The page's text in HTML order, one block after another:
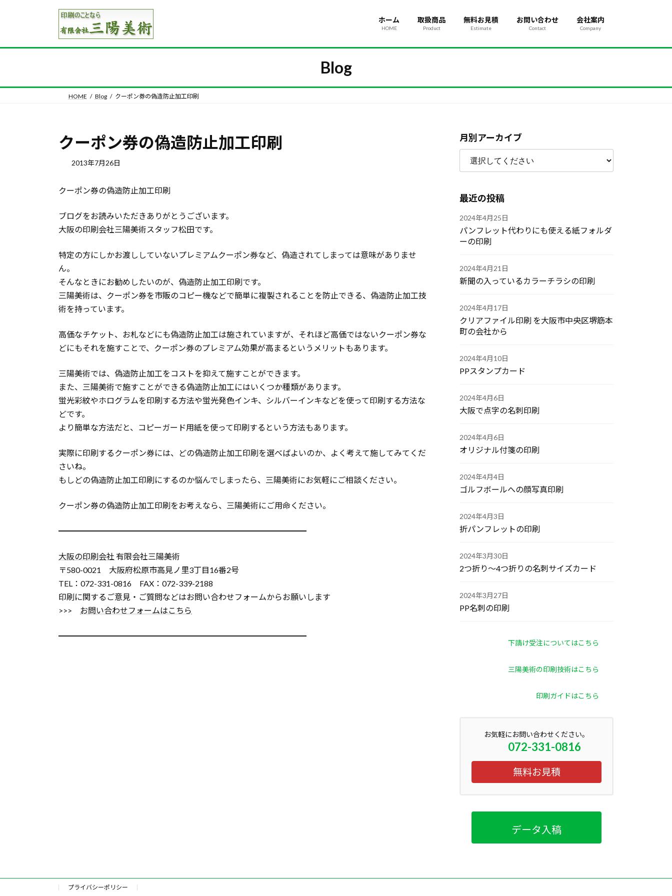
キ
に
ホーム
HOME
取扱商品
Product
無料お見積
Estimate
お問い合わせ
Contact
会社案内
Company
Blog
HOME Blog クーポン券の偽造防止加工印刷
クーポン券の偽造防止加工印刷
2013年7月26日
クーポン券の偽造防止加工印刷
ブログをお読みいただきありがとうございます。
大阪の印刷会社三陽美術スタッフ松田です。
特定の方にしかお渡ししていないプレミアムクーポン券など、偽造されてしまっては意味がありませ
ん。
そんなときにお勧めしたいのが、偽造防止加工印刷です。
三陽美術は、クーポン券を市販のコピー機などで簡単に複製されることを防止できる、偽造防止加工技
術を持っています。
高価なチケット、お札などにも偽造防止加工は施されていますが、それほど高価ではないクーポン券な
どにもそれを施すことで、クーポン券のプレミアム効果が高まるというメリットもあります。
三陽美術では、偽造防止加工をコストを抑えて施すことができます。
また、三陽美術で施すことができる偽造防止加工にはいくつか種類があります。
蛍光彩紋やホログラムを印刷する方法や蛍光発色インキ、シルバーインキなどを使って印刷する方法な
どです。
より簡単な方法だと、コピーガード用紙を使って印刷するという方法もあります。
実際に印刷するクーポン券には、どの偽造防止加工印刷を選べばよいのか、よく考えて施してみてくだ
さいね。
もしどの偽造防止加工印刷にするのか悩んでしまったら、三陽美術にお気軽にご相談ください。
クーポン券の偽造防止加工印刷をお考えなら、三陽美術にご用命ください。
━━━━━━━━━━━━━━━━━━━━━━━━━━━━━━━
大阪の印刷会社 有限会社三陽美術
〒580-0021 大阪府松原市高見ノ里3丁目16番2号
TEL：072-331-0816 FAX：072-339-2188
印刷に関するご意見・ご質問などはお問い合わせフォームからお願いします
>>> お問い合わせフォームはこちら
━━━━━━━━━━━━━━━━━━━━━━━━━━━━━━━
月別アーカイブ
最近の投稿
2024年4月25日
パンフレット代わりにも使える紙フォルダ
ーの印刷
2024年4月21日
新聞の入っているカラーチラシの印刷
2024年4月17日
クリアファイル印刷 を大阪市中央区堺筋本
町の会社から
2024年4月10日
PPスタンプカード
2024年4月6日
大阪で点字の名刺印刷
2024年4月6日
オリジナル付箋の印刷
2024年4月4日
ゴルフボールへの顔写真印刷
2024年4月3日
折パンフレットの印刷
2024年3月30日
2つ折り～4つ折りの名刺サイズカード
2024年3月27日
PP名刺の印刷
下請け受注についてはこちら
三陽美術の印刷技術はこちら
印刷ガイドはこちら
お気軽にお問い合わせください。
072-331-0816
無料お見積
データ入稿
プライバシーポリシー